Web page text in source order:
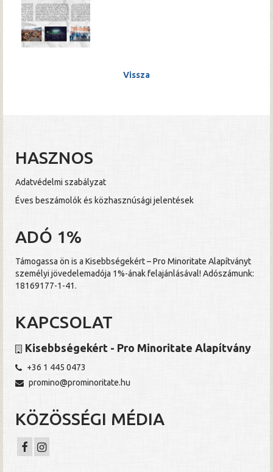
Vissza
HASZNOS
Adatvédelmi szabályzat
Éves beszámolók és közhasznúsági jelentések
ADÓ 1%
Támogassa ön is a Kisebbségekért – Pro Minoritate Alapítványt
személyi jövedelemadója 1%-ának felajánlásával! Adószámunk:
18169177-1-41.
KAPCSOLAT
Kisebbségekért - Pro Minoritate Alapítvány
+36 1 445 0473
promino@prominoritate.hu
KÖZÖSSÉGI MÉDIA